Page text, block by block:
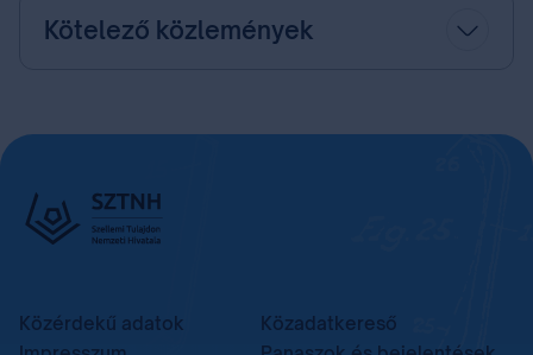
Kötelező közlemények
Közérdekű adatok
Közadatkereső